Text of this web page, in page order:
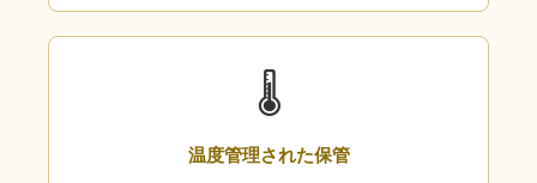
🌡
温度管理された保管